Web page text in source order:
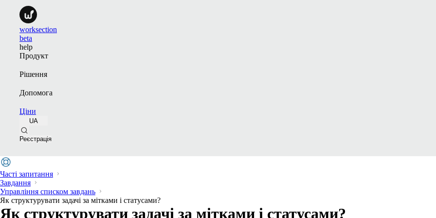
worksection
beta
help
Продукт
Рішення
Допомога
Ціни
UA
Реєстрація
Часті запитання
Завдання
Управління списком завдань
Як структурувати задачі за мітками і статусами?
Як структурувати задачі за мітками і статусами?